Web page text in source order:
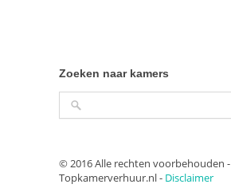
Zoeken naar kamers
© 2016 Alle rechten voorbehouden -
Topkamerverhuur.nl - Disclaimer